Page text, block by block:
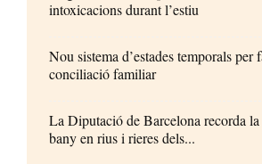
intoxicacions durant l’estiu
Nou sistema d’estades temporals per
conciliació familiar
La Diputació de Barcelona recorda
bany en rius i rieres dels...